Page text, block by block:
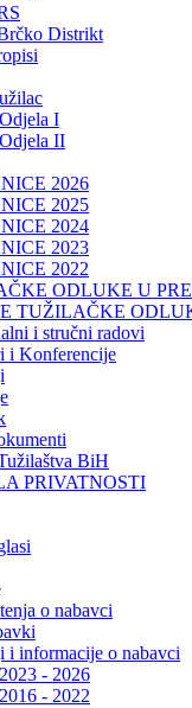
Distrikt
I
II
2026
2025
2024
2023
2022
ODLUKE U
TUŽILAČKE
i stručni radovi
i Konferencije
BiH
PRIVATNOSTI
o nabavci
i informacije o nabavci
- 2026
- 2022